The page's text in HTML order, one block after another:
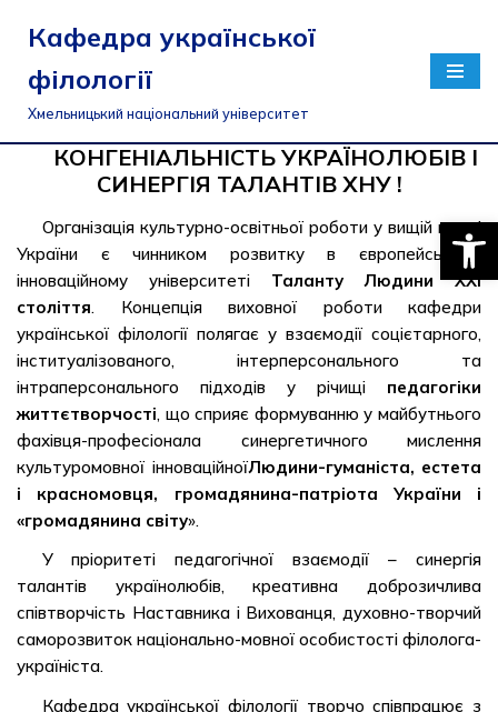
Перейти
до
вмісту
Кафедра української
філології
Хмельницький національний університет
КОНГЕНІАЛЬНІСТЬ УКРАЇНОЛЮБІВ І
СИНЕРГІЯ ТАЛАНТІВ ХНУ !
Організація культурно-освітньої роботи у вищій школі
України є чинником розвитку в європейському
інноваційному університеті Таланту Людини ХХІ
століття. Концепція виховної роботи кафедри
української філології полягає у взаємодії соцієтарного,
інституалізованого, інтерперсонального та
інтраперсонального підходів у річищі педагогіки
життєтворчості, що сприяє формуванню у майбутнього
фахівця-професіонала синергетичного мислення
культуромовної інноваційноїЛюдини-гуманіста, естета
і красномовця, громадянина-патріота України і
«громадянина світу».
У пріоритеті педагогічної взаємодії – синергія
талантів українолюбів, креативна доброзичлива
співтворчість Наставника і Вихованця, духовно-творчий
саморозвиток національно-мовної особистості філолога-
україніста.
Кафедра української філології творчо співпрацює з